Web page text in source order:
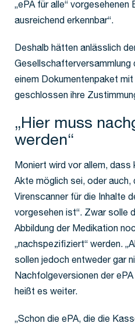
„ePA für alle“
ausreichend erkennbar“.
Deshalb hätten anlässlich
Gesellschafterversammlung
einem Dokumentenpaket
geschlossen ihre
„Hier muss
werden“
Moniert wird vor allem, dass
Akte möglich sei, oder auch,
Virenscanner für die Inhalte
vorgesehen ist“. Zwar solle
Abbildung der Medikation
„nachspezifiziert“ werden.
sollen jedoch entweder gar
Nachfolgeversionen der
heißt es weiter.
„Schon die ePA, die die